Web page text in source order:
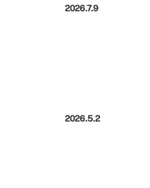
2026.7.9
2026.5.2